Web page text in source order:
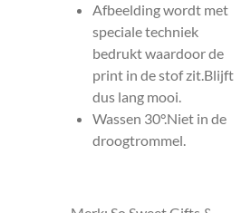
Afbeelding wordt met
speciale techniek
bedrukt waardoor de
print in de stof zit.Blijft
dus lang mooi.
Wassen 30°.Niet in de
droogtrommel.